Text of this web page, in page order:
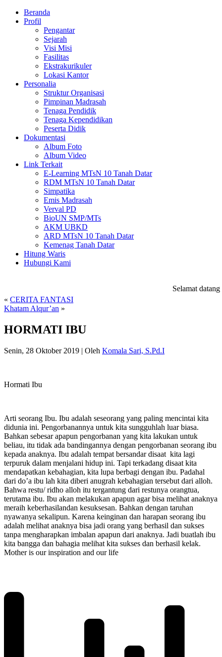
Beranda
Profil
Pengantar
Sejarah
Visi Misi
Fasilitas
Ekstrakurikuler
Lokasi Kantor
Personalia
Struktur Organisasi
Pimpinan Madrasah
Tenaga Pendidik
Tenaga Kependidikan
Peserta Didik
Dokumentasi
Album Foto
Album Video
Link Terkait
E-Learning MTsN 10 Tanah Datar
RDM MTsN 10 Tanah Datar
Simpatika
Emis Madrasah
Verval PD
BioUN SMP/MTs
AKM UBKD
ARD MTsN 10 Tanah Datar
Kemenag Tanah Datar
Hitung Waris
Hubungi Kami
Selamat datang
« CERITA FANTASI
Khatam Alqur’an »
HORMATI IBU
Senin, 28 Oktober 2019 | Oleh Komala Sari, S.Pd.I
Hormati Ibu
Arti seorang Ibu. Ibu adalah seseorang yang paling mencintai kita
didunia ini. Pengorbanannya untuk kita sungguhlah luar biasa.
Bahkan sebesar apapun pengorbanan yang kita lakukan untuk
beliau, itu tidak ada bandingannya dengan pengorbanan seorang ibu
kepada anaknya. Ibu adalah tempat bersandar disaat kita lagi
terpuruk dalam menjalani hidup ini. Tapi terkadang disaat kita
mendapatkan kebahagian, kita lupa berbagi dengan ibu. Padahal
dari do’a ibu lah kita diberi anugrah kebahagian tersebut dari alloh.
Bahwa restu/ ridho alloh itu tergantung dari restunya orangtua,
terutama ibu. Ibu akan melakukan apapun agar bisa melihat anaknya
meraih keberhasilandan kesuksesan. Bahkan dengan taruhan
nyawanya sekalipun. Karena keinginan dan harapan seorang ibu
adalah melihat anaknya bisa jadi orang yang berhasil dan sukses
tanpa mengharapkan imbalan apapun dari anaknya. Jadi buatlah ibu
kita bangga dan bahagia melihat kita sukses dan berhasil kelak.
Mother is our inspiration and our life